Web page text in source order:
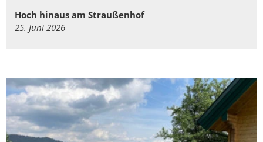
Hoch hinaus am Straußenhof
25. Juni 2026